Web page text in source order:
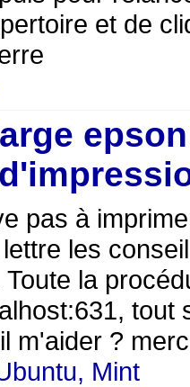
et de
pas à
les
la
tout
m'aider ?
Mint